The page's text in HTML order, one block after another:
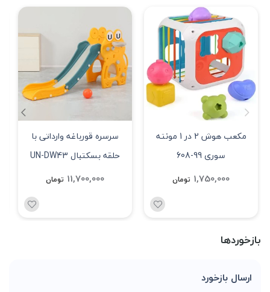
مکعب هوش 2 در 1 مونته
سوری 99-608
1,750,000 تومان
سرسره قورباغه وارداتی با
حلقه بسکتبال UN-DW43
11,700,000 تومان
بازخوردها
ارسال بازخورد